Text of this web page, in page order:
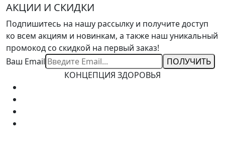
АКЦИИ И СКИДКИ
Подпишитесь на нашу рассылку и получите доступ
ко всем акциям и новинкам, а также наш уникальный
промокод со скидкой на первый заказ!
Ваш Email
КОНЦЕПЦИЯ ЗДОРОВЬЯ